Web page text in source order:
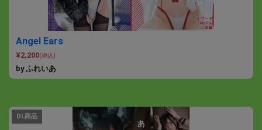
Angel Ears
¥2,200(税込)
by ふれいあ
DL商品